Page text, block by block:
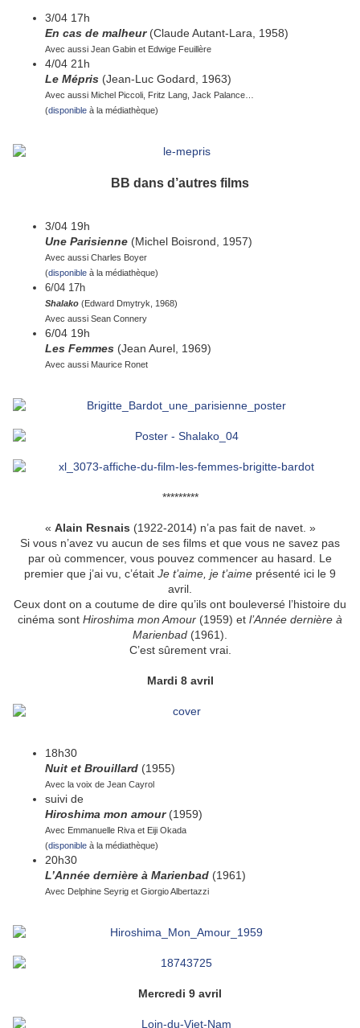
3/04 17h
En cas de malheur(Claude Autant-Lara, 1958)
Avec aussi Jean Gabin et Edwige Feuillère
4/04 21h
Le Mépris (Jean-Luc Godard, 1963)
Avec aussi Michel Piccoli, Fritz Lang, Jack Palance…
(disponible à la médiathèque)
BB dans d’autres films
3/04 19h
Une Parisienne (Michel Boisrond, 1957)
Avec aussi Charles Boyer
(disponible à la médiathèque)
6/04 17h
Shalako (Edward Dmytryk, 1968)
Avec aussi Sean Connery
6/04 19h
Les Femmes (Jean Aurel, 1969)
Avec aussi Maurice Ronet
*********
« Alain Resnais (1922-2014) n’a pas fait de navet. »
Si vous n’avez vu aucun de ses films et que vous ne savez pas
par où commencer, vous pouvez commencer au hasard. Le
premier que j’ai vu, c’était Je t’aime, je t’aime présenté ici le 9
avril.
Ceux dont on a coutume de dire qu’ils ont bouleversé l’histoire du
cinéma sont Hiroshima mon Amour (1959) et l’Année dernière à
Marienbad (1961).
C’est sûrement vrai.
Mardi 8 avril
18h30
Nuit et Brouillard (1955)
Avec la voix de Jean Cayrol
suivi de
Hiroshima mon amour(1959)
Avec Emmanuelle Riva et Eiji Okada
(disponible à la médiathèque)
20h30
L’Année dernière à Marienbad (1961)
Avec Delphine Seyrig et Giorgio Albertazzi
Mercredi 9 avril